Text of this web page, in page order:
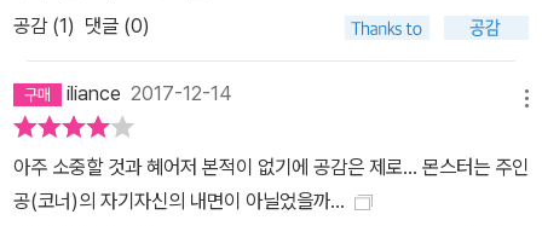
공감 (1) 댓글 (0)
iliance 2017-12-14
아주 소중할 것과 혜어저 본적이 없기에 공감은 제로... 몬스터는 주인
공(코너)의 자기자신의 내면이 아닐었을까...